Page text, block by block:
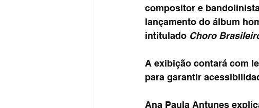
compositor e
lançamento do álbum
intitulado Choro
A exibição contará com
para garantir
Ana Paula Antunes